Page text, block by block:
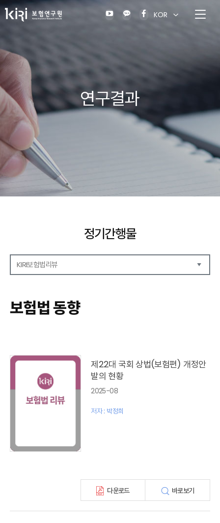
KOR
연구결과
정기간행물
KIRI보험법리뷰
보험금융연구
KIRI 리포트
포커스
특별기고
보험법 동향
보험총서
보험회사 재무분석(종간)
보험법 동향
제22대 국회 상법(보험편) 개정안
발의 현황
2025-08
저자 : 박정희
다운로드 바로보기